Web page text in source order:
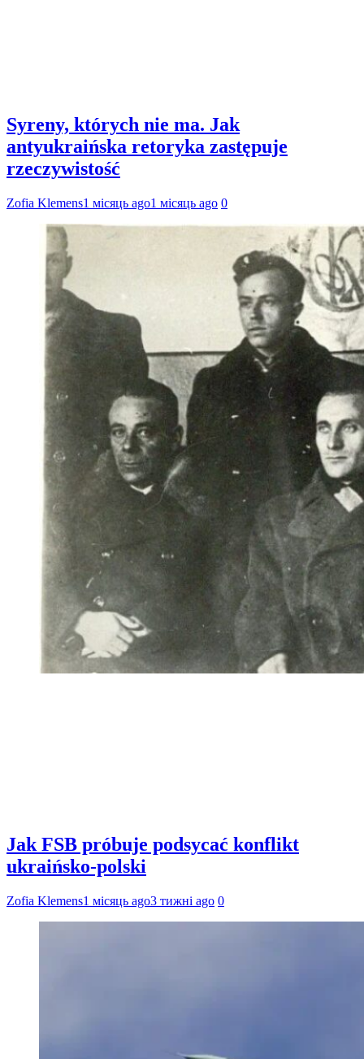
Syreny, których nie ma. Jak
antyukraińska retoryka zastępuje
rzeczywistość
Zofia Klemens1 місяць ago1 місяць ago 0
Jak FSB próbuje podsycać konflikt
ukraińsko-polski
Zofia Klemens1 місяць ago3 тижні ago 0